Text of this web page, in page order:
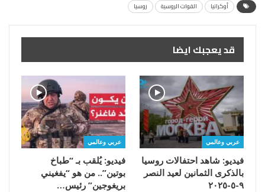
أوكرانيا القوات الروسية روسيا
قد يعجبك ايضا
عربي وعالمي
فيديو: شاهد احتفالات روسيا
بالذكرى الثمانين لعيد النصر
٩-٥-٢٠٢٥
عربي وعالمي
فيديو: يُلقب بـ “طباخ
بوتين”.. من هو “يفغيني
بريغوجين” رئيس…